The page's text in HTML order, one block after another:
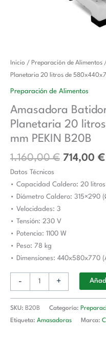
Inicio / Preparación de Alimentos
Planetaria 20 litros de
Preparación de Alimentos
Amasadora
Planetaria 20
mm PEKIN B20B
1.160,00€
El
precio
original
1.160,00
714,00 €
Datos Técnicos
• Capacidad Caldero: 20 litros
• Diámetro Caldero: 315×290
• Velocidades: 3
• Tensión: 230 V
• Potencia: 1100 W
• Peso: 78 kg
• Dimensiones: 440x580x770
-
Amasadora
Batidora
Mezcladora
20
litros
de
mm
PEKIN
B20B
cantidad
+
SKU: B20B Categoría:
Etiqueta: Amasadoras Marca: